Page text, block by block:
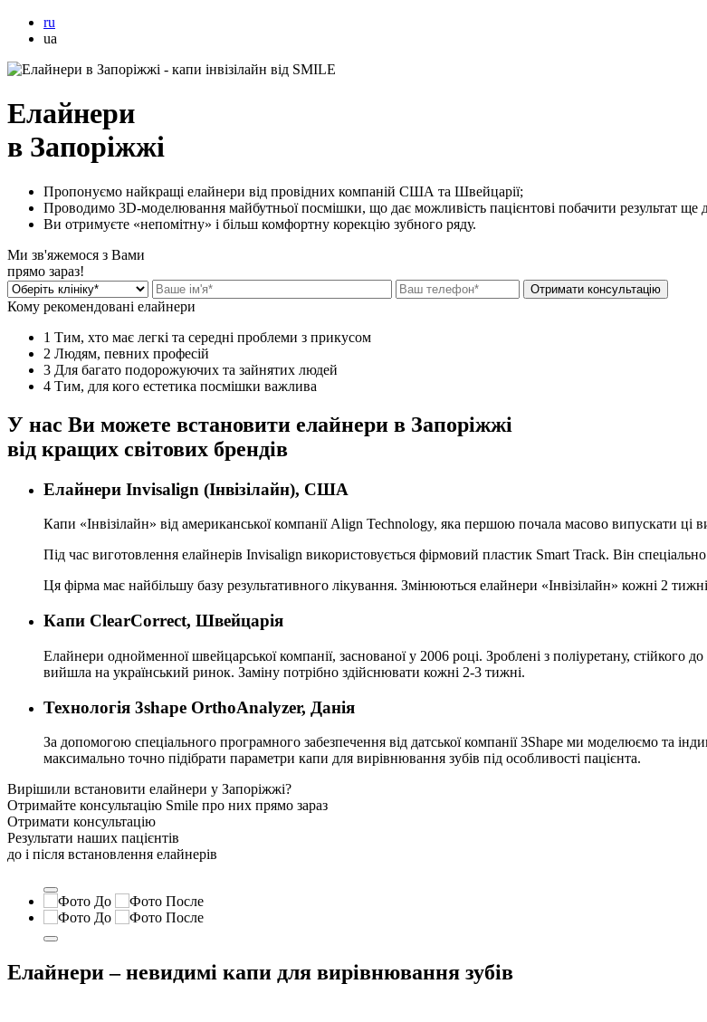
ru
ua
Елайнери
в Запоріжжі
Пропонуємо найкращі елайнери від провідних компаній США та Швейцарії;
Проводимо 3D-моделювання майбутньої посмішки, що дає можливість пацієнтові побачити результат ще
Ви отримуєте «непомітну» і більш комфортну корекцію зубного ряду.
Ми зв'яжемося з Вами
прямо зараз!
Кому рекомендовані елайнери
1 Тим, хто має легкі та середні проблеми з прикусом
2 Людям, певних професій
3 Для багато подорожуючих та зайнятих людей
4 Тим, для кого естетика посмішки важлива
У нас Ви можете встановити елайнери в Запоріжжі
від кращих світових брендів
Елайнери Invisalign (Інвізілайн), США
Капи «Інвізілайн» від американської компанії Align Technology, яка першою почала масово випускати ці
Під час виготовлення елайнерів Invisalign використовується фірмовий пластик Smart Track. Він
Ця фірма має найбільшу базу результативного лікування. Змінюються елайнери «Інвізілайн» кожні 2
Капи ClearCorrect, Швейцарія
Елайнери однойменної швейцарської компанії, заснованої у 2006 році. Зроблені з поліуретану,
вийшла на український ринок. Заміну потрібно здійснювати кожні 2-3 тижні.
Технологія 3shape OrthoAnalyzer, Данія
За допомогою спеціального програмного забезпечення від датської компанії 3Shape ми моделюємо та
максимально точно підібрати параметри капи для вирівнювання зубів під особливості пацієнта.
Вирішили встановити елайнери у Запоріжжі?
Отримайте консультацію Smile про них прямо зараз
Отримати консультацію
Результати наших пацієнтів
до і після встановлення елайнерів
Елайнери – невидимі капи для вирівнювання зубів